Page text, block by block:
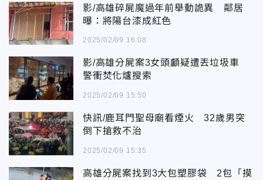
影/高雄碎屍魔過年前舉動詭異 鄰居
曝：將陽台漆成紅色
2025/02/09 16:08
影/高雄分屍案3女頭顱疑遭丟垃圾車
警衝焚化爐搜索
2025/02/09 15:50
快訊/鹿耳門聖母廟看煙火 32歲男突
倒下搶救不治
2025/02/09 15:35
高雄分屍案找到3大包塑膠袋 2包「摸